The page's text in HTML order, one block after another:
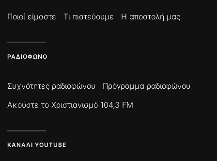
Ποιοί είμαστε Τι πιστεύουμε Η αποστολή μας
ΡΑΔΙΌΦΩΝΟ
Συχνότητες ραδιοφώνου
Πρόγραμμα ραδιοφώνου
Ακούστε το Χριστιανισμό 104,3 FM
ΚΑΝΆΛΙ YOUTUBE